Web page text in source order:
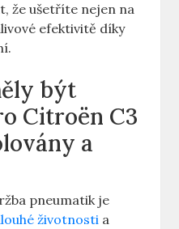
že ušetříte nejen na
efektivitě díky
být
Citroën C3
a
pneumatik je
životnosti a